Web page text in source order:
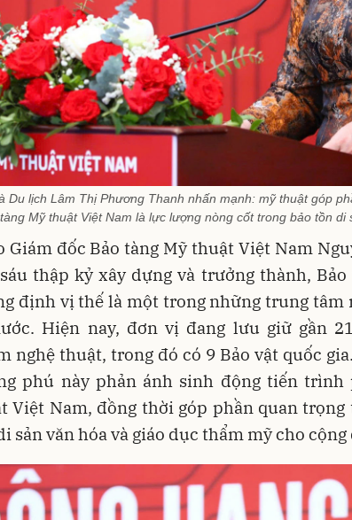
Du lịch Lâm Thị Phương Thanh nhấn mạnh: mỹ thuật góp
Mỹ thuật Việt Nam là lực lượng nòng cốt trong bảo tồn di
Giám đốc Bảo tàng Mỹ thuật Việt Nam
thập kỷ xây dựng và trưởng thành,
định vị thế là một trong những trung tâm
Hiện nay, đơn vị đang lưu giữ gần
nghệ thuật, trong đó có 9 Bảo vật quốc
phú này phản ánh sinh động tiến
Việt Nam, đồng thời góp phần quan trọng
sản văn hóa và giáo dục thẩm mỹ cho cộng